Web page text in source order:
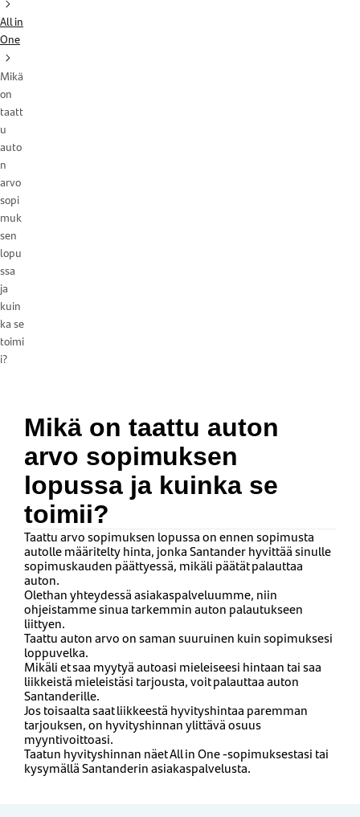
All in
One
Mikä
on
taatt
u
auto
n
arvo
sopi
muk
sen
lopu
ssa
ja
kuin
ka se
toimi
i?
Mikä on taattu auton
arvo sopimuksen
lopussa ja kuinka se
toimii?
Taattu arvo sopimuksen lopussa on ennen sopimusta
autolle määritelty hinta, jonka Santander hyvittää sinulle
sopimuskauden päättyessä, mikäli päätät palauttaa
auton.
Olethan yhteydessä asiakaspalveluumme, niin
ohjeistamme sinua tarkemmin auton palautukseen
liittyen.
Taattu auton arvo on saman suuruinen kuin sopimuksesi
loppuvelka.
Mikäli et saa myytyä autoasi mieleiseesi hintaan tai saa
liikkeistä mieleistäsi tarjousta, voit palauttaa auton
Santanderille.
Jos toisaalta saat liikkeestä hyvityshintaa paremman
tarjouksen, on hyvityshinnan ylittävä osuus
myyntivoittoasi.
Taatun hyvityshinnan näet All in One -sopimuksestasi tai
kysymällä Santanderin asiakaspalvelusta.